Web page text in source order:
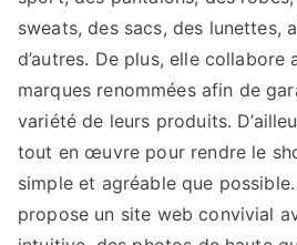
sweats, des sacs, des lunettes,
d’autres. De plus, elle collabore
marques renommées afin de
variété de leurs produits.
tout en œuvre pour rendre le
simple et agréable que
propose un site web convivial